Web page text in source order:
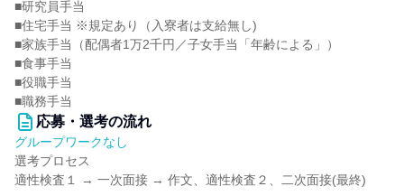
■研究員手当
■住宅手当 ※規定あり（入寮者は支給無し)
■家族手当（配偶者1万2千円／子女手当「年齢による」）
■食事手当
■役職手当
■職務手当
応募・選考の流れ
グループワークなし
選考プロセス
適性検査１ → 一次面接 → 作文、適性検査２、二次面接(最終)